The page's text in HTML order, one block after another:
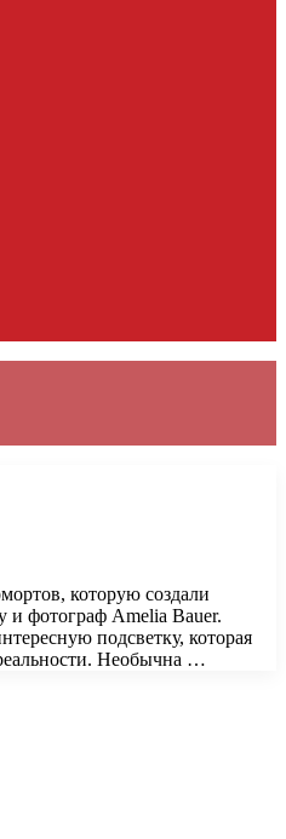
которую создали
и фотограф Amelia Bauer.
подсветку, которая
Необычна …